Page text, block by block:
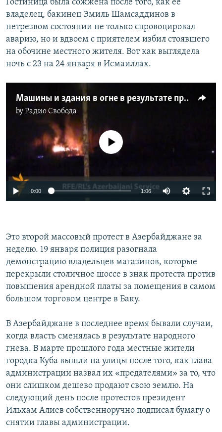
Гостиница была сожжена после того, как ее
владелец, бакинец Эмиль Шамсаддинов в
нетрезвом состоянии не только спровоцировал
аварию, но и вдвоем с приятелем избил стоявшего
на обочине местного жителя. Вот как выглядела
ночь с 23 на 24 января в Исмаиллах.
Машины и здания в огне в результате протестов в Азербайджане
byРадио Свобода
No media source currently available
0:00 1:06
Это второй массовый протест в Азербайджане за
неделю. 19 января полиция разогнала
демонстрацию владельцев магазинов, которые
перекрыли столичное шоссе в знак протеста против
повышения арендной платы за помещения в самом
большом торговом центре в Баку.
В Азербайджане в последнее время бывали случаи,
когда власть сменялась в результате народного
гнева. В марте прошлого года местные жители
городка Куба вышли на улицы после того, как глава
администрации назвал их «предателями» за то, что
они слишком дешево продают свою землю. На
следующий день после протестов президент
Ильхам Алиев собственноручно подписал бумагу о
снятии главы администрации.